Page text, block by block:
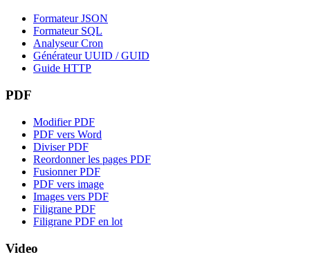
Formateur JSON
Formateur SQL
Analyseur Cron
Générateur UUID / GUID
Guide HTTP
PDF
Modifier PDF
PDF vers Word
Diviser PDF
Reordonner les pages PDF
Fusionner PDF
PDF vers image
Images vers PDF
Filigrane PDF
Filigrane PDF en lot
Video